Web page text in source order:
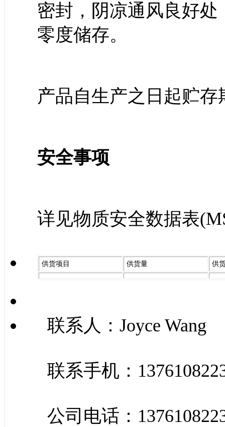
密封，阴凉通风良好
零度储存。
产品自生产之日起贮存
安全事项
详见物质安全数据表
供货项目 供货量 供
联系人：Joyce Wang
联系手机：
公司电话：